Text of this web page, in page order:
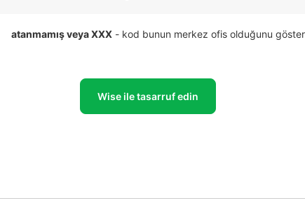
atanmamış veya XXX - kod bunun merkez ofis olduğunu
Wise ile tasarruf edin